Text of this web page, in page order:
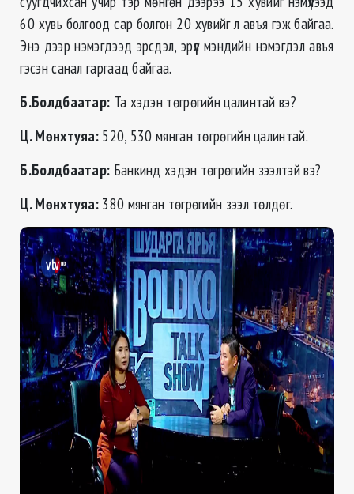
60 хувь болгоод сар болгон 20 хувийг л авъя гэж байгаа.
Энэ дээр нэмэгдээд эрсдэл, эрүүл мэндийн нэмэгдэл авъя
гэсэн санал гаргаад байгаа.
Б.Болдбаатар: Та хэдэн төгрөгийн цалинтай вэ?
Ц. Мөнхтуяа: 520, 530 мянган төгрөгийн цалинтай.
Б.Болдбаатар: Банкинд хэдэн төгрөгийн зээлтэй вэ?
Ц. Мөнхтуяа: 380 мянган төгрөгийн зээл төлдөг.